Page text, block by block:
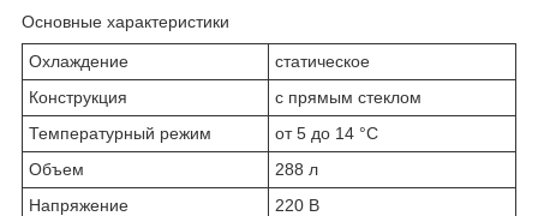
Основные характеристики
Охлаждение
статическое
Конструкция
с прямым стеклом
Температурный режим
от 5 до 14 °С
Объем
288 л
Напряжение
220 В